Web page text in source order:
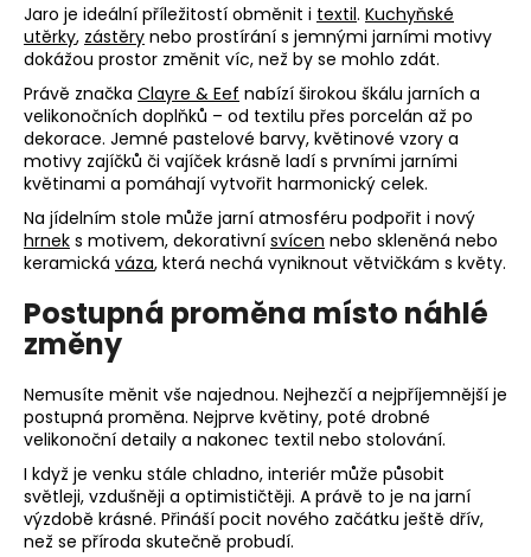
Jaro je ideální příležitostí obměnit i textil. Kuchyňské
utěrky, zástěry nebo prostírání s jemnými jarními motivy
dokážou prostor změnit víc, než by se mohlo zdát.
Právě značka Clayre & Eef nabízí širokou škálu jarních a
velikonočních doplňků – od textilu přes porcelán až po
dekorace. Jemné pastelové barvy, květinové vzory a
motivy zajíčků či vajíček krásně ladí s prvními jarními
květinami a pomáhají vytvořit harmonický celek.
Na jídelním stole může jarní atmosféru podpořit i nový
hrnek s motivem, dekorativní svícen nebo skleněná nebo
keramická váza, která nechá vyniknout větvičkám s květy.
Postupná proměna místo náhlé
změny
Nemusíte měnit vše najednou. Nejhezčí a nejpříjemnější je
postupná proměna. Nejprve květiny, poté drobné
velikonoční detaily a nakonec textil nebo stolování.
I když je venku stále chladno, interiér může působit
světleji, vzdušněji a optimističtěji. A právě to je na jarní
výzdobě krásné. Přináší pocit nového začátku ještě dřív,
než se příroda skutečně probudí.